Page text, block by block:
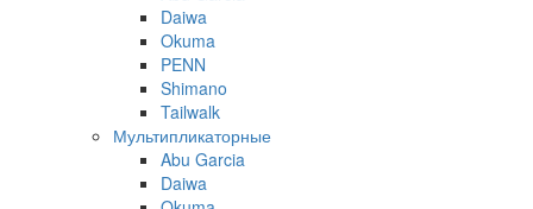
Daiwa
Okuma
PENN
Shimano
Tailwalk
Мультипликаторные
Abu Garcia
Daiwa